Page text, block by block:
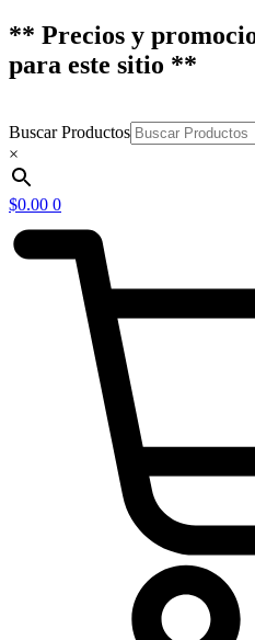
** Precios y
para este sitio **
Buscar Productos
×
$0.00 0